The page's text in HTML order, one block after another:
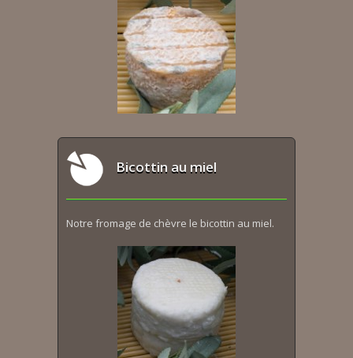
Bicottin au miel
Notre fromage de chèvre le bicottin au miel.